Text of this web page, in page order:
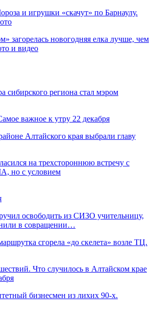
и игрушки «скачут» по Барнаулу.
загорелась новогодняя елка лучше, чем
и видео
сибирского региона стал мэром
важное к утру 22 декабря
Алтайского края выбрали главу
на трехстороннюю встречу с
но с условием
освободить из СИЗО учительницу,
в совращении…
сгорела «до скелета» возле ТЦ.
Что случилось в Алтайском крае
бизнесмен из лихих 90-х.